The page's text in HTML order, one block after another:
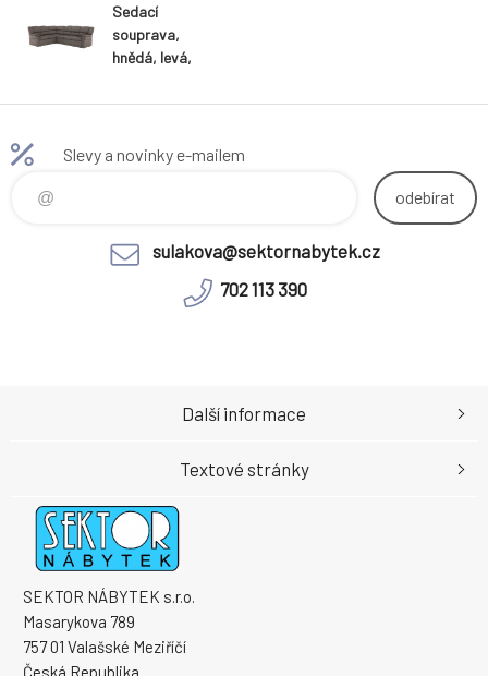
Sedací
souprava,
hnědá, levá,
Slevy a novinky e-mailem
odebírat
sulakova@sektornabytek.cz
702 113 390
SEKTOR NÁBYTEK s.r.o.
Masarykova 789
757 01 Valašské Meziříčí
Česká Republika
Další informace
Textové stránky